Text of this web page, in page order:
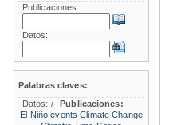
Publicaciones:
Datos:
Palabras claves:
Datos: /
Publicaciones:
El Niño events Climate Change